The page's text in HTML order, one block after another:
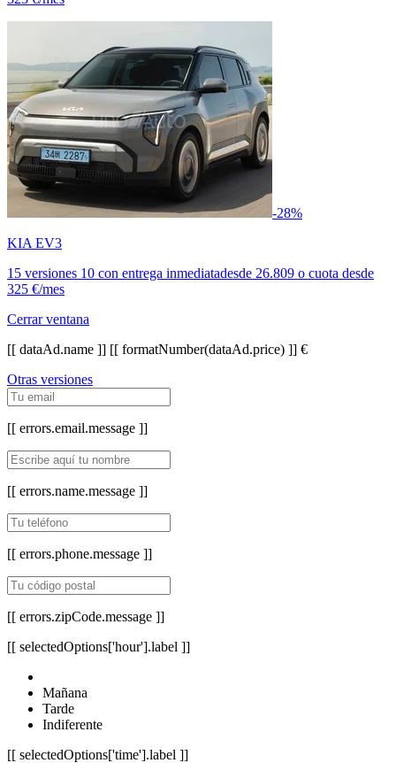
-28%
KIA EV3
15 versiones 10 con entrega inmediatadesde 26.809 o cuota desde
325 €/mes
Cerrar ventana
[[ dataAd.name ]] [[ formatNumber(dataAd.price) ]] €
Otras versiones
[[ errors.email.message ]]
[[ errors.name.message ]]
[[ errors.phone.message ]]
[[ errors.zipCode.message ]]
[[ selectedOptions['hour'].label ]]
Mañana
Tarde
Indiferente
[[ selectedOptions['time'].label ]]